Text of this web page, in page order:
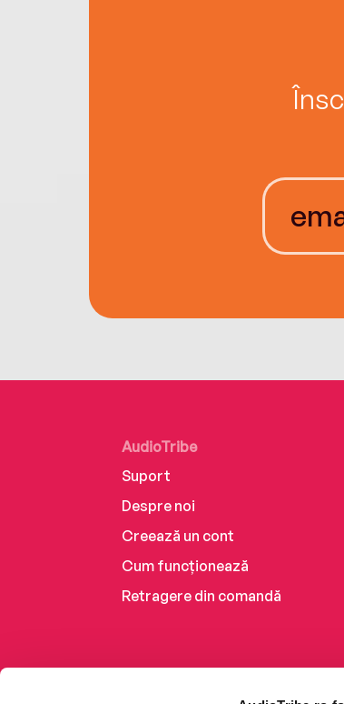
AudioTribe
Suport
Despre noi
Creează un cont
Cum funcționează
Retragere din comandă